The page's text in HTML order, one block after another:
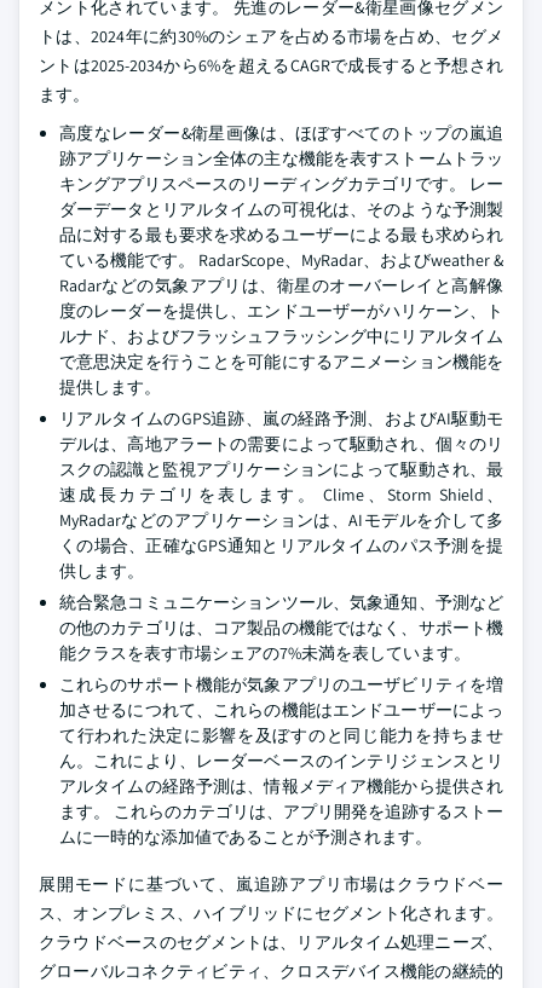
メント化されています。 先進のレーダー&衛星画像セグメン
トは、2024年に約30%のシェアを占める市場を占め、セグメ
ントは2025-2034から6%を超えるCAGRで成長すると予想され
ます。
高度なレーダー&衛星画像は、ほぼすべてのトップの嵐追
跡アプリケーション全体の主な機能を表すストームトラッ
キングアプリスペースのリーディングカテゴリです。 レー
ダーデータとリアルタイムの可視化は、そのような予測製
品に対する最も要求を求めるユーザーによる最も求められ
ている機能です。 RadarScope、MyRadar、およびweather &
Radarなどの気象アプリは、衛星のオーバーレイと高解像
度のレーダーを提供し、エンドユーザーがハリケーン、ト
ルナド、およびフラッシュフラッシング中にリアルタイム
で意思決定を行うことを可能にするアニメーション機能を
提供します。
リアルタイムのGPS追跡、嵐の経路予測、およびAI駆動モ
デルは、高地アラートの需要によって駆動され、個々のリ
スクの認識と監視アプリケーションによって駆動され、最
速成長カテゴリを表します。 Clime、Storm Shield、
MyRadarなどのアプリケーションは、AIモデルを介して多
くの場合、正確なGPS通知とリアルタイムのパス予測を提
供します。
統合緊急コミュニケーションツール、気象通知、予測など
の他のカテゴリは、コア製品の機能ではなく、サポート機
能クラスを表す市場シェアの7%未満を表しています。
これらのサポート機能が気象アプリのユーザビリティを増
加させるにつれて、これらの機能はエンドユーザーによっ
て行われた決定に影響を及ぼすのと同じ能力を持ちませ
ん。これにより、レーダーベースのインテリジェンスとリ
アルタイムの経路予測は、情報メディア機能から提供され
ます。 これらのカテゴリは、アプリ開発を追跡するストー
ムに一時的な添加値であることが予測されます。
展開モードに基づいて、嵐追跡アプリ市場はクラウドベー
ス、オンプレミス、ハイブリッドにセグメント化されます。
クラウドベースのセグメントは、リアルタイム処理ニーズ、
グローバルコネクティビティ、クロスデバイス機能の継続的